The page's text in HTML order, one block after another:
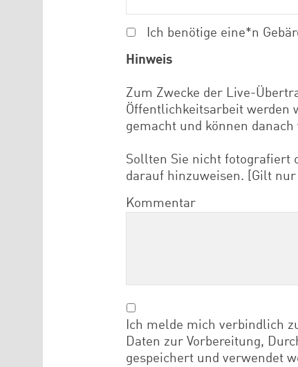
Ich benötige eine*n
Hinweis
Zum Zwecke der Live-
Öffentlichkeitsarbeit werden
gemacht und können
Sollten Sie nicht fotografiert
darauf hinzuweisen. [Gilt
Kommentar
Ich melde mich verbindlich
Daten zur Vorbereitung,
gespeichert und verwendet